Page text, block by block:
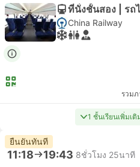
ที่นั่งชั้นสอง | รถ
China Railway
รวม
1 ชั้นเรียนเพิ่มเ
ยืนยันทันที
11:18 19:43 8ชั่วโมง 25นาที